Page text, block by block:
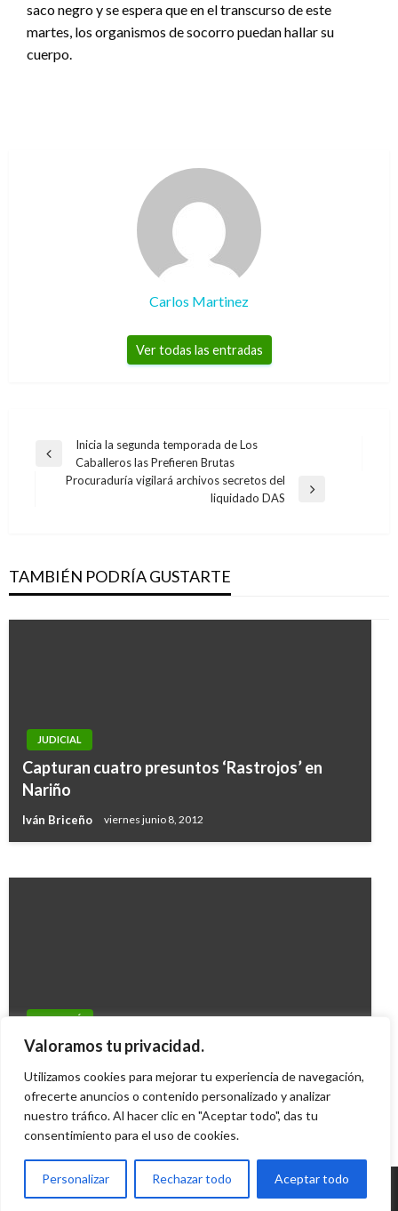
Valoramos tu privacidad.
Utilizamos cookies para mejorar tu experiencia de navegación,
ofrecerte anuncios o contenido personalizado y analizar
nuestro tráfico. Al hacer clic en "Aceptar todo", das tu
consentimiento para el uso de cookies.
Personalizar Rechazar todo Aceptar todo
saco negro y se espera que en el transcurso de este
martes, los organismos de socorro puedan hallar su
cuerpo.
Carlos Martinez
Ver todas las entradas
Navegación
Entrada
anterior
Inicia la segunda temporada de Los
Caballeros las Prefieren Brutas
Procuraduría vigilará archivos secretos del
liquidado DAS
TAMBIÉN PODRÍA GUSTARTE
JUDICIAL
Capturan cuatro presuntos ‘Rastrojos’ en
Nariño
Iván Briceño viernes junio 8, 2012
Leidy Asprilla murió por accidente de tránsito:
BOGOTÁ
El DADEP inaugura biblioteca virtual
Iván Briceño jueves diciembre 2, 2010
BOGOTÁ
Después de 13 años de ausencia, el Salón
Giovanni Alarcón M. jueves septiembre 19, 2019
© Radio Santa Fe 1070 am